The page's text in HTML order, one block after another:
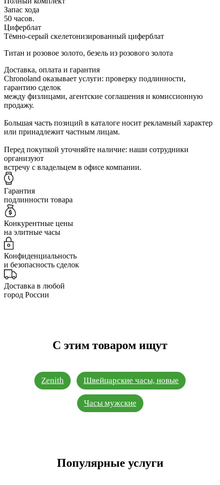
Запас хода
50 часов.
Циферблат
Тёмно-серый скелетонизированный циферблат
Титан и розовое золото, безель из розового золота
Доставка, оплата и гарантия
Chronoland оказывает услуги: проверку подлинности,
гарантию сделок
между физлицами, агентские соглашения и комиссионную
продажу.
Большая часть позиций в каталоге носит рекламный характер
или принадлежит частным лицам.
Перед покупкой уточняйте наличие: наши сотрудники
организуют
встречу с владельцем в офисе компании.
Гарантия
подлинности товара
Конкурентные цены
на элитные часы
Конфиденциальность
и безопасность сделок
Доставка в любой
город России
С этим товаром ищут
Zenith Швейцарские часы, новые
Часы мужские
Популярные услуги